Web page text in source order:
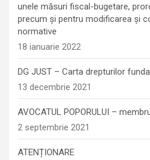
unele măsuri fiscal-bugetare,
precum şi pentru modificarea şi
normative
18 ianuarie 2022
DG JUST – Carta drepturilor
13 decembrie 2021
AVOCATUL POPORULUI –
2 septembrie 2021
ATENȚIONARE